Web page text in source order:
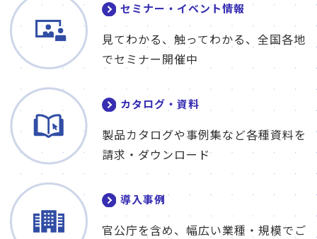
セミナー・イベント情報
見てわかる、触ってわかる、全国各地
でセミナー開催中
カタログ・資料
製品カタログや事例集など各種資料を
請求・ダウンロード
導入事例
官公庁を含め、幅広い業種・規模でご